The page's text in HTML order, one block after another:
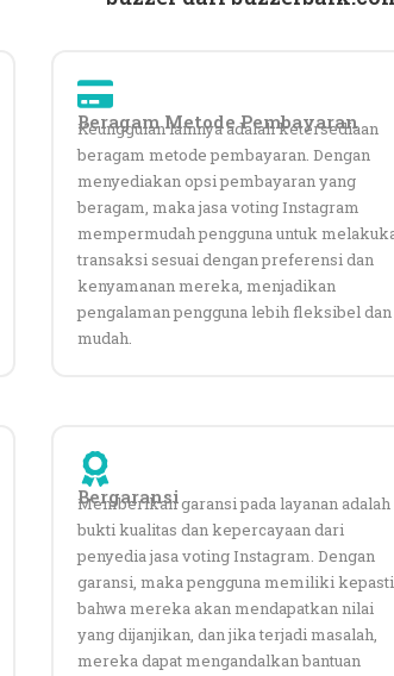
Beragam Metode Pembayaran
Keunggulan lainnya adalah ketersediaan
beragam metode pembayaran. Dengan
menyediakan opsi pembayaran yang
beragam, maka jasa voting Instagram
mempermudah pengguna untuk
transaksi sesuai dengan preferensi dan
kenyamanan mereka, menjadikan
pengalaman pengguna lebih fleksibel dan
mudah.
Bergaransi
Memberikan garansi pada layanan adalah
bukti kualitas dan kepercayaan dari
penyedia jasa voting Instagram. Dengan
garansi, maka pengguna memiliki
bahwa mereka akan mendapatkan nilai
yang dijanjikan, dan jika terjadi masalah,
mereka dapat mengandalkan bantuan